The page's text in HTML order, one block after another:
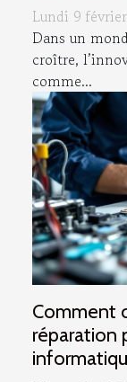
Lundi 9
Dans un
croître,
comme...
Comment
réparation